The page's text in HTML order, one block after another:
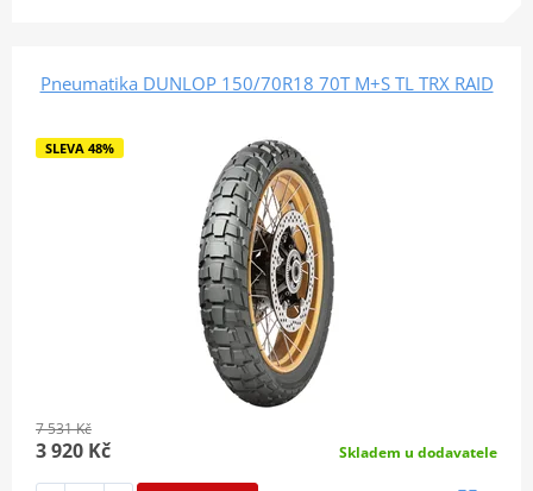
Pneumatika DUNLOP 150/70R18 70T M+S TL TRX RAID
SLEVA 48%
7 531 Kč
3 920 Kč Skladem u dodavatele